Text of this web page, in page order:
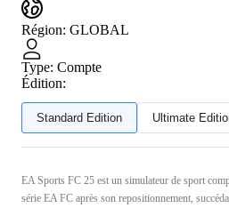
Région: GLOBAL
Type: Compte
Édition:
Standard Edition Ultimate
EA Sports FC 25 est un simulateur de sport
série EA FC après son repositionnement,